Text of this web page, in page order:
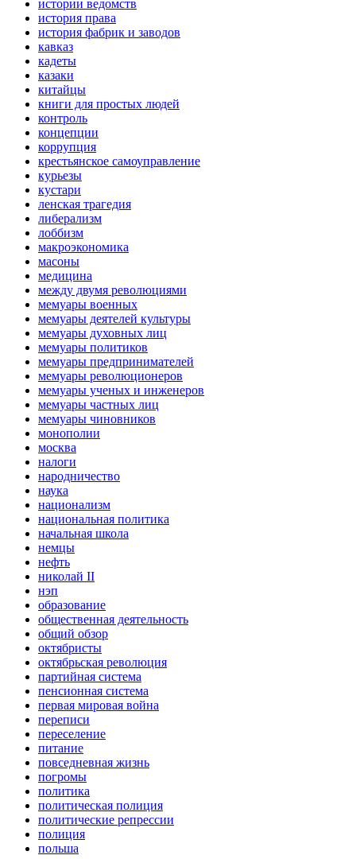
истории ведомств
история права
история фабрик и заводов
кавказ
кадеты
казаки
китайцы
книги для простых людей
контроль
концепции
коррупция
крестьянское самоуправление
курьезы
кустари
ленская трагедия
либерализм
лоббизм
макроэкономика
масоны
медицина
между двумя революциями
мемуары военных
мемуары деятелей культуры
мемуары духовных лиц
мемуары политиков
мемуары предпринимателей
мемуары революционеров
мемуары ученых и инженеров
мемуары частных лиц
мемуары чиновников
монополии
москва
налоги
народничество
наука
национализм
национальная политика
начальная школа
немцы
нефть
николай II
нэп
образование
общественная деятельность
общий обзор
октябристы
октябрьская революция
партийная система
пенсионная система
первая мировая война
переписи
переселение
питание
повседневная жизнь
погромы
политика
политическая полиция
политические репрессии
полиция
польша